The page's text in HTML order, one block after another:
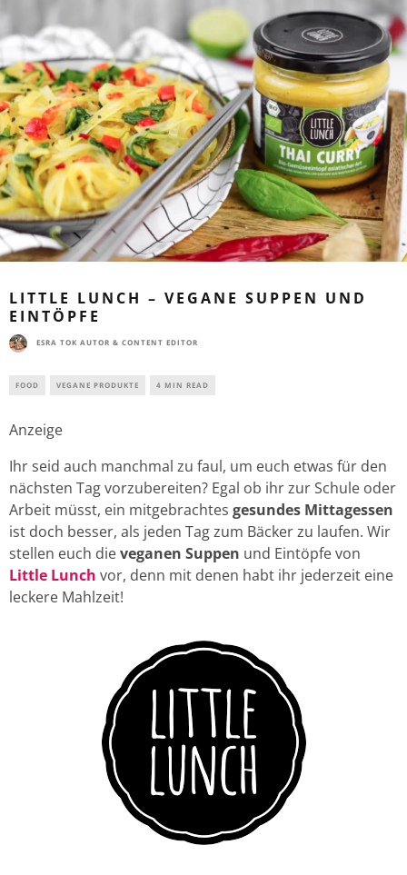
LITTLE LUNCH – VEGANE SUPPEN UND
EINTÖPFE
ESRA TOK AUTOR & CONTENT EDITOR
FOOD VEGANE PRODUKTE 4 MIN READ
Anzeige
Ihr seid auch manchmal zu faul, um euch etwas für den
nächsten Tag vorzubereiten? Egal ob ihr zur Schule oder
Arbeit müsst, ein mitgebrachtes gesundes Mittagessen
ist doch besser, als jeden Tag zum Bäcker zu laufen. Wir
stellen euch dieveganen Suppen und Eintöpfe von
Little Lunch vor, denn mit denen habt ihr jederzeit eine
leckere Mahlzeit!